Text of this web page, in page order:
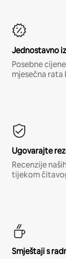
Jednostavno
Posebne
mjesečna
Ugovarajte
Recenzije
tijekom
Smještaji s